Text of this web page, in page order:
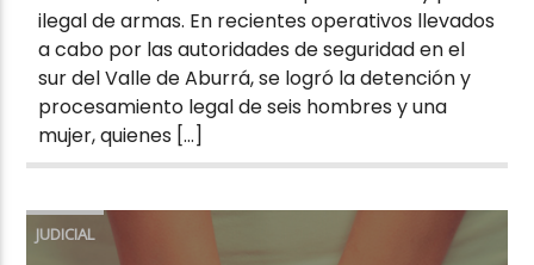
ilegal de armas. En recientes operativos llevados
a cabo por las autoridades de seguridad en el
sur del Valle de Aburrá, se logró la detención y
procesamiento legal de seis hombres y una
mujer, quienes […]
JUDICIAL